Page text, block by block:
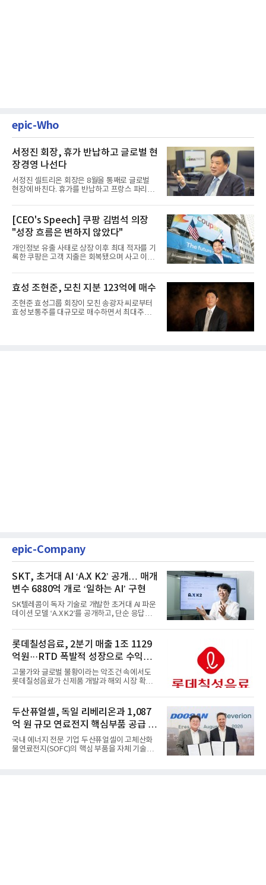
epic-Who
서정진 회장, 휴가 반납하고 글로벌 현
장경영 나선다
서정진 셀트리온 회장은 8월을 통째로 글로벌
현장에 바친다. 휴가를 반납하고 프랑스 파리에
[CEO's Speech] 쿠팡 김범석 의장
"성장 흐름은 변하지 않았다"
개인정보 유출 사태로 상장 이후 최대 적자를 기
록한 쿠팡은 고객 지출은 회복됐으며 사고 이전
효성 조현준, 모친 지분 123억에 매수
조현준 효성그룹 회장이 모친 송광자 씨로부터
효성 보통주를 대규모로 매수하면서 최대주주로
epic-Company
SKT, 초거대 AI ‘A.X K2’ 공개… 매개
변수 6880억 개로 ‘일하는 AI’ 구현
SK텔레콤이 독자 기술로 개발한 초거대 AI 파운
데이션 모델 ‘A.X K2’를 공개하고, 단순 응답형
롯데칠성음료, 2분기 매출 1조 1129
억원···RTD 폭발적 성장으로 수익성
방어
고물가와 글로벌 불황이라는 악조건 속에서도
롯데칠성음료가 신제품 개발과 해외 시장 확대
두산퓨얼셀, 독일 리베리온과 1,087
억 원 규모 연료전지 핵심부품 공급 계
약
국내 에너지 전문 기업 두산퓨얼셀이 고체산화
물연료전지(SOFC)의 핵심 부품을 자체 기술로